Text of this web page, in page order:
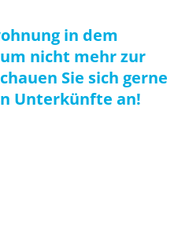
in dem
nicht mehr zur
Sie sich gerne
Unterkünfte an!